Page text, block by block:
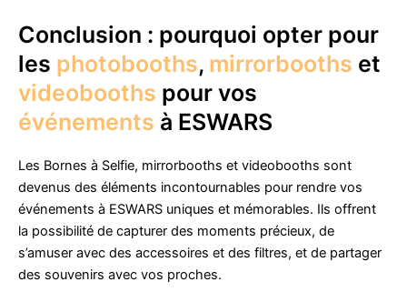
Conclusion : pourquoi opter pour
les photobooths, mirrorbooths et
videobooths pour vos
événements à ESWARS
Les Bornes à Selfie, mirrorbooths et videobooths sont
devenus des éléments incontournables pour rendre vos
événements à ESWARS uniques et mémorables. Ils offrent
la possibilité de capturer des moments précieux, de
s’amuser avec des accessoires et des filtres, et de partager
des souvenirs avec vos proches.